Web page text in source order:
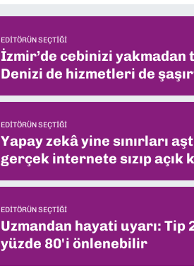
EDITÖRÜN SEÇTIĞI
İzmir’de cebinizi
Denizi de hizmetleri de
EDITÖRÜN SEÇTIĞI
Yapay zekâ yine sınırları
gerçek internete sızıp açık
EDITÖRÜN SEÇTIĞI
Uzmandan hayati uyarı: Tip
yüzde 80'i önlenebilir